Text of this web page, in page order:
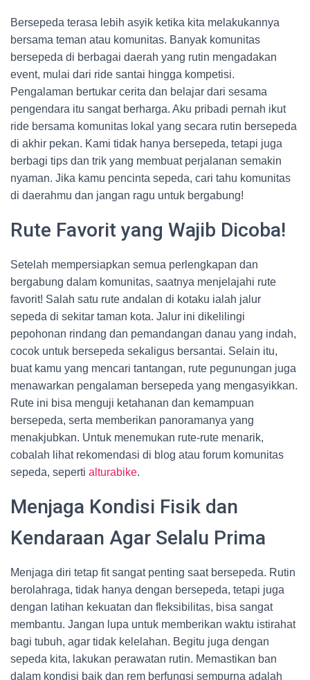
Bersepeda terasa lebih asyik ketika kita melakukannya
bersama teman atau komunitas. Banyak komunitas
bersepeda di berbagai daerah yang rutin mengadakan
event, mulai dari ride santai hingga kompetisi.
Pengalaman bertukar cerita dan belajar dari sesama
pengendara itu sangat berharga. Aku pribadi pernah ikut
ride bersama komunitas lokal yang secara rutin bersepeda
di akhir pekan. Kami tidak hanya bersepeda, tetapi juga
berbagi tips dan trik yang membuat perjalanan semakin
nyaman. Jika kamu pencinta sepeda, cari tahu komunitas
di daerahmu dan jangan ragu untuk bergabung!
Rute Favorit yang Wajib Dicoba!
Setelah mempersiapkan semua perlengkapan dan
bergabung dalam komunitas, saatnya menjelajahi rute
favorit! Salah satu rute andalan di kotaku ialah jalur
sepeda di sekitar taman kota. Jalur ini dikelilingi
pepohonan rindang dan pemandangan danau yang indah,
cocok untuk bersepeda sekaligus bersantai. Selain itu,
buat kamu yang mencari tantangan, rute pegunungan juga
menawarkan pengalaman bersepeda yang mengasyikkan.
Rute ini bisa menguji ketahanan dan kemampuan
bersepeda, serta memberikan panoramanya yang
menakjubkan. Untuk menemukan rute-rute menarik,
cobalah lihat rekomendasi di blog atau forum komunitas
sepeda, seperti alturabike.
Menjaga Kondisi Fisik dan
Kendaraan Agar Selalu Prima
Menjaga diri tetap fit sangat penting saat bersepeda. Rutin
berolahraga, tidak hanya dengan bersepeda, tetapi juga
dengan latihan kekuatan dan fleksibilitas, bisa sangat
membantu. Jangan lupa untuk memberikan waktu istirahat
bagi tubuh, agar tidak kelelahan. Begitu juga dengan
sepeda kita, lakukan perawatan rutin. Memastikan ban
dalam kondisi baik dan rem berfungsi sempurna adalah